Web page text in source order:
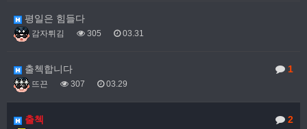
평일은 힘들다
감자튀김 305 03.31
1
출첵합니다
뜨끈 307 03.29
2
출첵